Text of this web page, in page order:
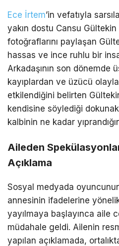
Ece İrtem’in vefatıyla
yakın dostu Cansu
fotoğraflarını paylaşan
hassas ve ince ruhlu bir
Arkadaşının son dönemde
kayıplardan ve üzücü
etkilendiğini belirten
kendisine söylediği
kalbinin ne kadar
Aileden
Açıklama
Sosyal medyada
annesinin ifadelerine yönelik
yayılmaya başlayınca aile
müdahale geldi. Ailenin
yapılan açıklamada,